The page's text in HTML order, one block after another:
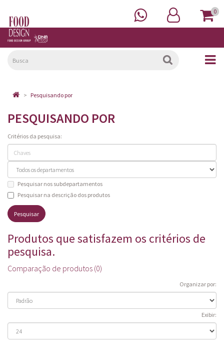
0
Pesquisando por
PESQUISANDO POR
Critérios da pesquisa:
Pesquisar nos subdepartamentos
Pesquisar na descrição dos produtos
Produtos que satisfazem os critérios de
pesquisa.
Comparação de produtos (0)
Organizar por:
Exibir: